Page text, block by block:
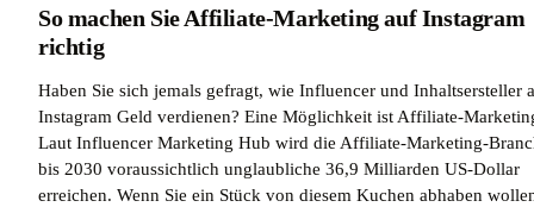
So machen Sie Affiliate-Marketing auf Instagram
richtig
Haben Sie sich jemals gefragt, wie Influencer und Inhaltsersteller
Instagram Geld verdienen? Eine Möglichkeit ist Affiliate-
Laut Influencer Marketing Hub wird die Affiliate-Marketing-
bis 2030 voraussichtlich unglaubliche 36,9 Milliarden US-Dollar
erreichen. Wenn Sie ein Stück von diesem Kuchen abhaben